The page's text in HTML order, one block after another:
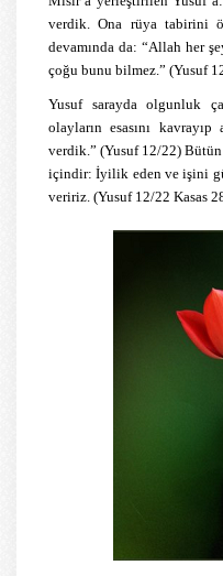
verdik. Ona rüya tabirini
devamında da: “Allah her
çoğu bunu bilmez.” (Yusuf
Yusuf sarayda olgunluk
olayların esasını
verdik.” (Yusuf 12/22)
içindir: İyilik eden ve işini
veririz. (Yusuf 12/22 Kasas